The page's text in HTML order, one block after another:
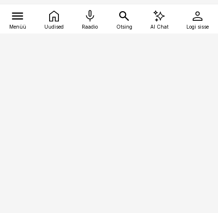
Menüü Uudised Raadio Otsing AI Chat Logi sisse